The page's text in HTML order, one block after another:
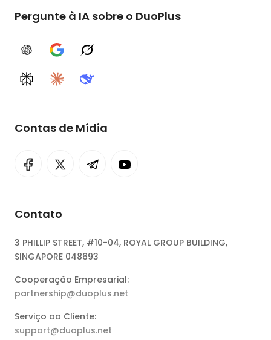
Pergunte à IA sobre o DuoPlus
ChatGPTGoogle AIGrok
PerplexityClaudeDeepSeek
Contas de Mídia
Contato
3 PHILLIP STREET, #10-04, ROYAL GROUP BUILDING,
SINGAPORE 048693
Cooperação Empresarial:
partnership@duoplus.net
Serviço ao Cliente:
support@duoplus.net